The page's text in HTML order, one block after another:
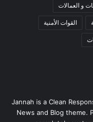
و العمالات
القوات الأمنية
Jannah is a Clean
News and Blog theme.